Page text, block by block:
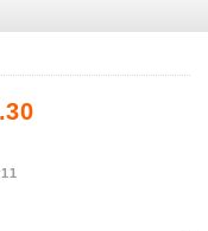
11